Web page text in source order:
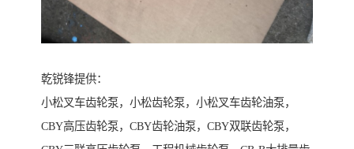
乾锐锋提供：
小松叉车齿轮泵，小松齿轮泵，小松叉车齿轮油泵，
CBY高压齿轮泵，CBY齿轮油泵，CBY双联齿轮泵，